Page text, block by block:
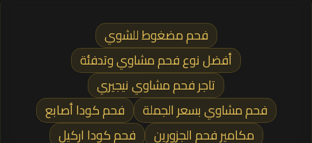
فحم مضغوط للشوي
أفضل نوع فحم مشاوي وتدفئة
تاجر فحم مشاوي نيجيري
فحم مشاوي بسعر الجملة
فحم كودا أصابع
مكامير فحم الجزورين
فحم كودا اركيل